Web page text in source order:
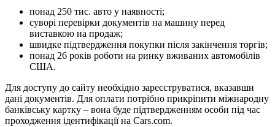
понад 250 тис. авто у наявності;
суворі перевірки документів на машину перед
виставкою на продаж;
швидке підтвердження покупки після закінчення торгів;
понад 26 років роботи на ринку вживаних автомобілів
США.
Для доступу до сайту необхідно зареєструватися, вказавши
дані документів. Для оплати потрібно прикріпити міжнародну
банківську картку – вона буде підтвердженням особи під час
проходження ідентифікації на Cars.com.